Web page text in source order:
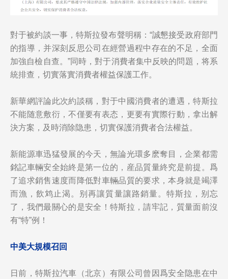
對于被約談一事，特斯拉發布聲明稱：“誠懇接受政府部門
的指導，并深刻反思公司在經營過程中存在的不足，全面
加強自檢自查。”同時，對于消費者集中反映的問題，将系
統排查，切實落實消費者權益保護工作。
新華網評論此次約談稱，對于中國消費者的遭遇，特斯拉
不能随意敷衍，不僅要有表态，更要有實際行動，拿出解
決方案，及時消除隐患，切實保護消費者合法權益。
新能源車迅猛發展的今天，無論光環多麽奪目，企業都需
銘記車輛安全始終是第一位的，産品質量終究是前提。爲
了追求銷售速度而降低對車輛品質的要求，本身就是竭澤
而漁，飲鸩止渴。别再讓質量讓路銷量。特斯拉，别忘
了，我們最關心的是安全！特斯拉，請牢記，質量面前沒
有“特”例！
中美大規模召回
日前，特斯拉汽車（北京）有限公司曾因爲安全隐患在中